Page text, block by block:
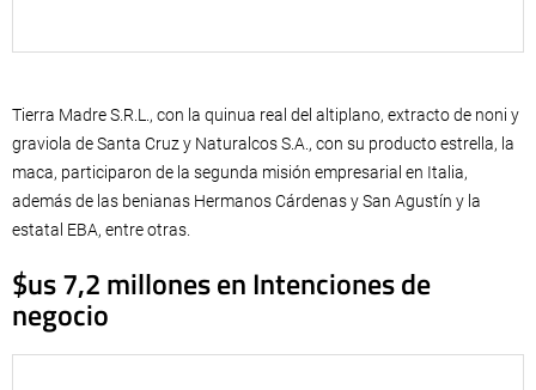
Tierra Madre S.R.L., con la quinua real del altiplano, extracto de noni y
graviola de Santa Cruz y Naturalcos S.A., con su producto estrella, la
maca, participaron de la segunda misión empresarial en Italia,
además de las benianas Hermanos Cárdenas y San Agustín y la
estatal EBA, entre otras.
$us 7,2 millones en Intenciones de
negocio